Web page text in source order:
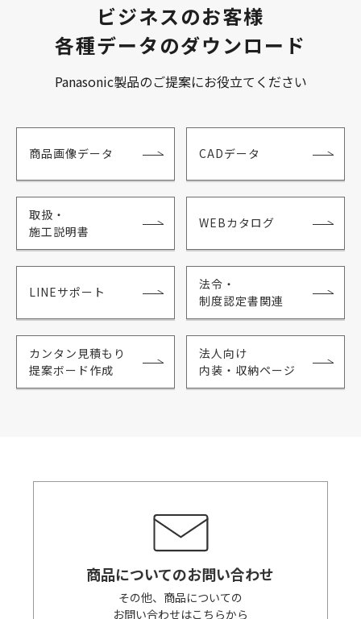
ビジネスのお客様
各種データのダウンロード
Panasonic製品のご提案にお役立てください
商品画像データ CADデータ
取扱・
施工説明書
WEBカタログ
LINEサポート
法令・
制度認定書関連
カンタン見積もり
提案ボード作成
法人向け
内装・収納ページ
商品についてのお問い合わせ
その他、商品についての
お問い合わせはこちらから